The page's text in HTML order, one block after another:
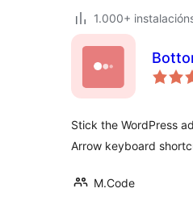
1.000+
Stick the WordPress
Arrow keyboard
M.Code